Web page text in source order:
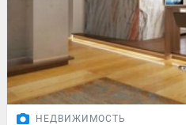
НЕДВИЖИМОСТЬ